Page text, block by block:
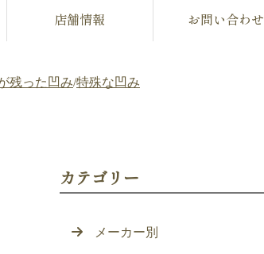
店舗情報 お問い合わせ
残った凹み/特殊な凹み
カテゴリー
メーカー別